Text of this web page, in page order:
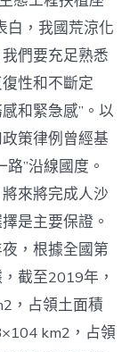
白，我國荒涼化
們要充足熟悉
性和不斷定
和緊急感”。以
策律例曾經基
”沿線國度。
來將完成人沙
是主要保證。
，根據全國第
截至2019年，
，占領土面積
km2，占領